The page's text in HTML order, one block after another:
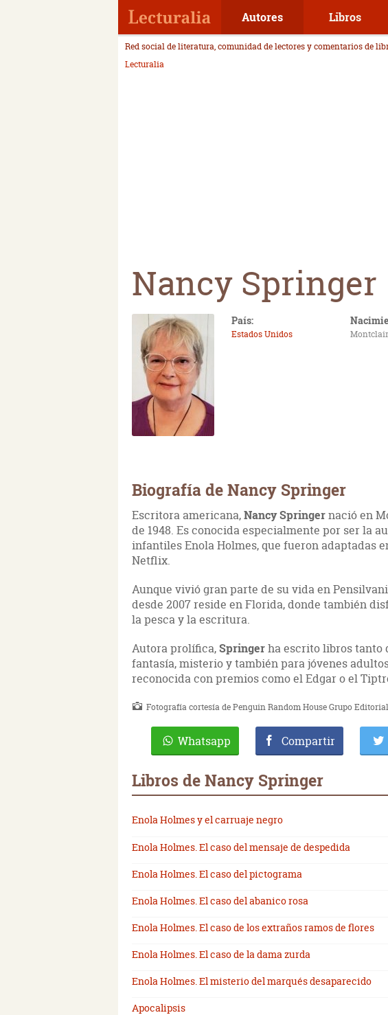
Autores Libros
Red social de literatura, comunidad de lectores y comentarios de
Lecturalia
Nancy Springer
País:
Estados Unidos
Biografía de Nancy Springer
Escritora americana,Nancy Springernació en
de 1948. Es conocida especialmente por ser la
infantiles Enola Holmes, que fueron adaptadas
Netflix.
Aunque vivió gran parte de su vida en
desde 2007 reside en Florida, donde también
la pesca y la escritura.
Autora prolífica,Springerha escrito libros tanto
fantasía, misterio y también para jóvenes
reconocida con premios como el Edgar o el
Fotografía cortesía de Penguin Random House Grupo Editorial
Whatsapp Compartir
Libros de Nancy Springer
Enola Holmes y el carruaje negro
Enola Holmes. El caso del mensaje de despedida
Enola Holmes. El caso del pictograma
Enola Holmes. El caso del abanico rosa
Enola Holmes. El caso de los extraños ramos de flores
Enola Holmes. El caso de la dama zurda
Enola Holmes. El misterio del marqués desaparecido
Apocalipsis